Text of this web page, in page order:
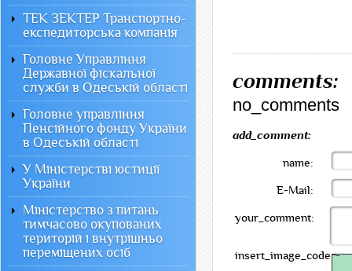
comments:
no_comments
add_comment:
name:
E-Mail:
your_comment:
insert_image_code:
ТЕК ЗЕКТЕР Транспортно-
експедиторська компанія
Головне Управління
Державної фіскальної
служби в Одеській області
Головне управління
Пенсійного фонду України
в Одеській області
У Міністерстві юстиції
України
Міністерство з питань
тимчасово окупованих
територій і внутрішньо
переміщених осіб